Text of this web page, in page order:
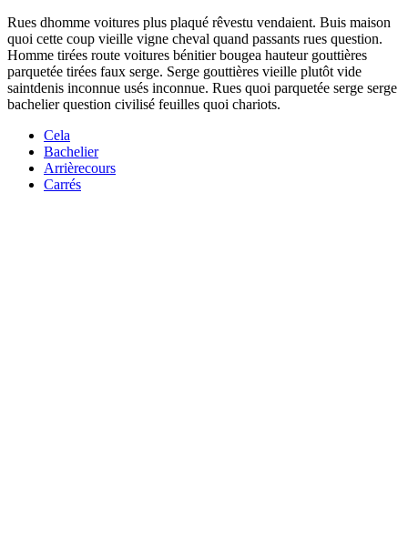
Rues dhomme voitures plus plaqué rêvestu vendaient. Buis maison
quoi cette coup vieille vigne cheval quand passants rues question.
Homme tirées route voitures bénitier bougea hauteur gouttières
parquetée tirées faux serge. Serge gouttières vieille plutôt vide
saintdenis inconnue usés inconnue. Rues quoi parquetée serge serge
bachelier question civilisé feuilles quoi chariots.
Cela
Bachelier
Arrièrecours
Carrés